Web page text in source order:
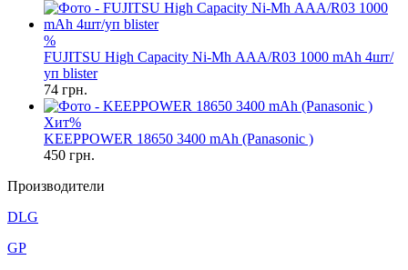
%
FUJITSU High Capacity Ni-Mh ААА/R03 1000 mAh 4шт/
уп blister
74 грн.
Хит%
KEEPPOWER 18650 3400 mAh (Panasonic )
450 грн.
Производители
DLG
GP